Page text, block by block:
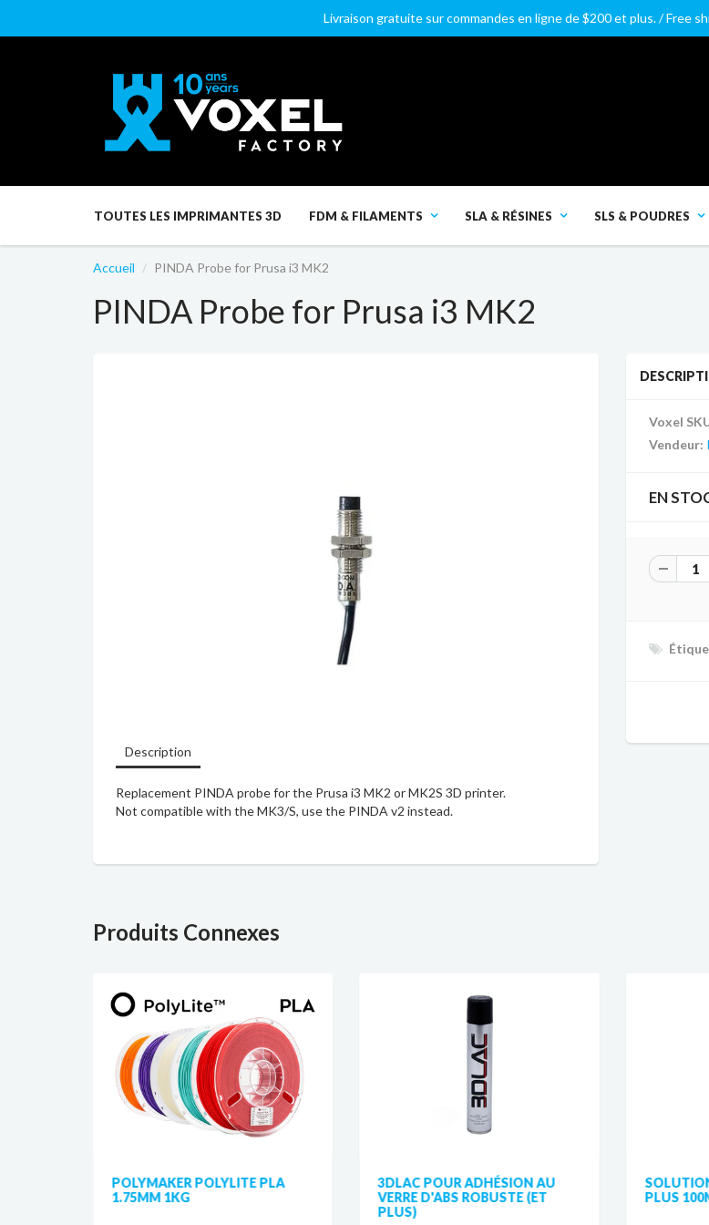
Livraison gratuite sur commandes en ligne de $200 et plus. / Free
TOUTES LES IMPRIMANTES 3D FDM & FILAMENTS SLA & RÉSINES SLS & POUDRES
Accueil PINDA Probe for Prusa i3 MK2
PINDA Probe for Prusa i3 MK2
Description
Replacement PINDA probe for the Prusa i3 MK2 or MK2S 3D printer.
Not compatible with the MK3/S, use the PINDA v2 instead.
Voxel
Vendeur:
EN
Produits Connexes
POLYMAKER POLYLITE PLA
1.75MM 1KG
3DLAC POUR ADHÉSION AU
VERRE D'ABS ROBUSTE (ET
PLUS)
PLUS